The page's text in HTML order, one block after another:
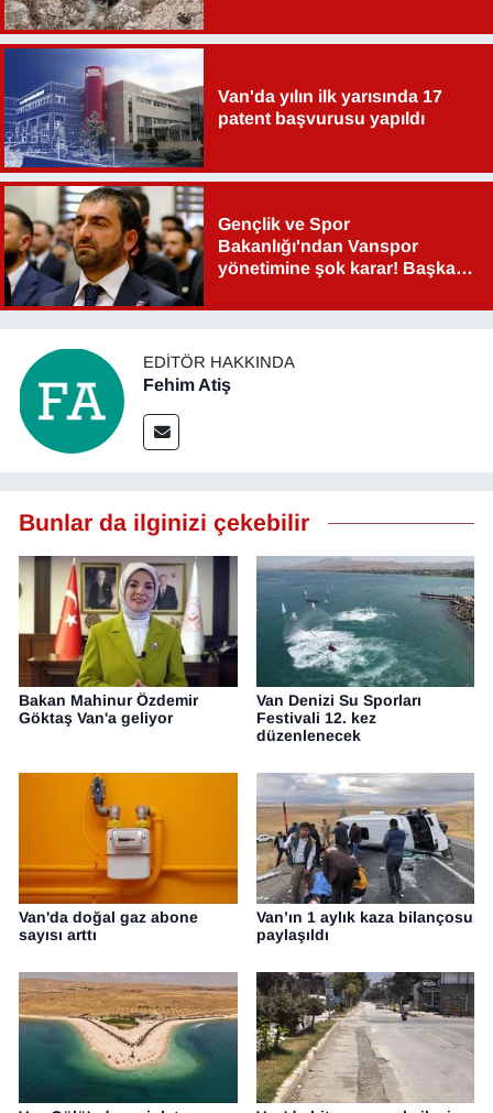
Van'da yılın ilk yarısında 17
patent başvurusu yapıldı
Gençlik ve Spor
Bakanlığı'ndan Vanspor
yönetimine şok karar! Başkan
EDITÖR HAKKINDA
Fehim Atiş
Bunlar da ilginizi çekebilir
Bakan Mahinur Özdemir
Göktaş Van'a geliyor
Van Denizi Su Sporları
Festivali 12. kez
düzenlenecek
Van'da doğal gaz abone
sayısı arttı
Van’ın 1 aylık kaza bilançosu
paylaşıldı